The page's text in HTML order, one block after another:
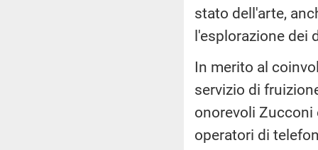
stato dell'arte,
l'esplorazione dei
In merito al
servizio di
onorevoli Zucconi
operatori di